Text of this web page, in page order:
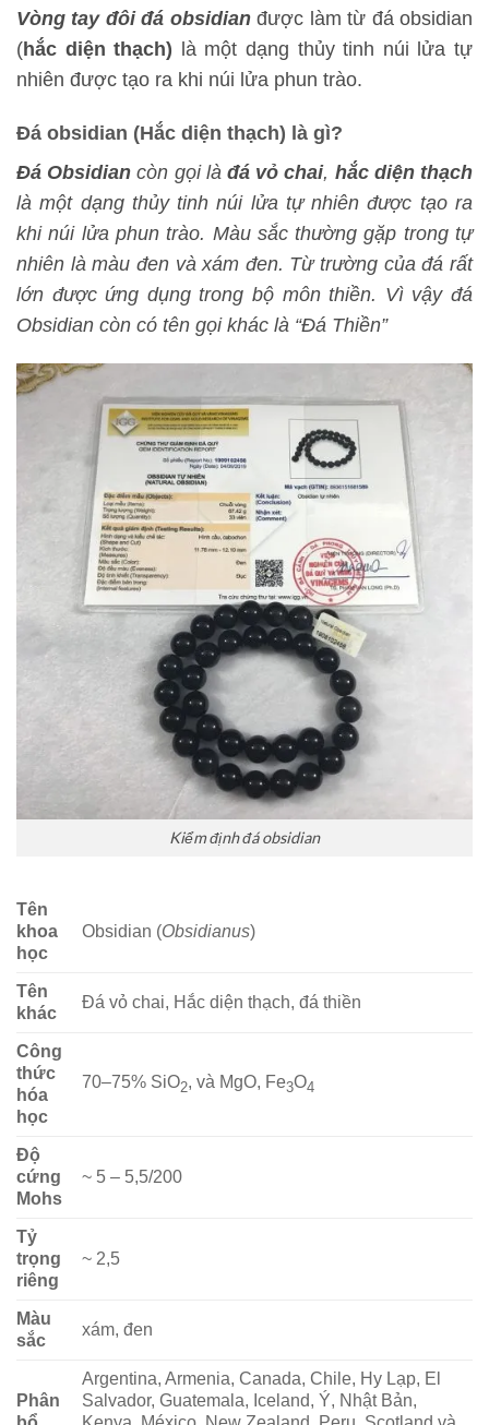
Vòng tay đôi đá obsidianđược làm từ đá obsidian
(hắc diện thạch) là một dạng thủy tinh núi lửa tự
nhiên được tạo ra khi núi lửa phun trào.
Đá obsidian (Hắc diện thạch) là gì?
Đá Obsidian còn gọi làđá vỏ chai, hắc diện thạch
là một dạng thủy tinh núi lửa tự nhiên được tạo ra
khi núi lửa phun trào. Màu sắc thường gặp trong tự
nhiên là màu đen và xám đen. Từ trường của đá rất
lớn được ứng dụng trong bộ môn thiền. Vì vậy đá
Obsidian còn có tên gọi khác là “Đá Thiền”
Kiểm định đá obsidian
Tên
khoa
học
Obsidian (Obsidianus)
Tên
khác
Đá vỏ chai, Hắc diện thạch, đá thiền
Công
thức
hóa
học
70–75% SiO2, và MgO, Fe3O4
Độ
cứng
Mohs
~ 5 – 5,5/200
Tỷ
trọng
riêng
~ 2,5
Màu
sắc
xám, đen
Phân
Argentina, Armenia, Canada, Chile, Hy Lạp, El
Salvador, Guatemala, Iceland, Ý, Nhật Bản,